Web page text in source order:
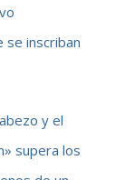
se inscriban
y el
supera los